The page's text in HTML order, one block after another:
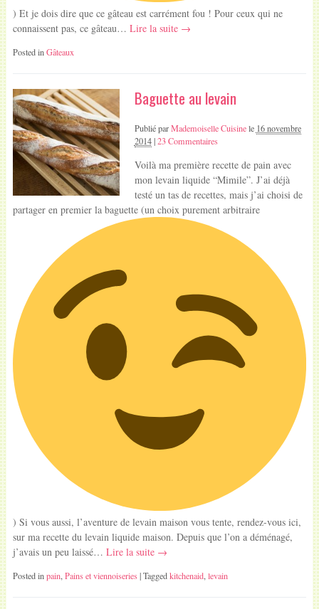
) Et je dois dire que ce gâteau est carrément fou ! Pour ceux qui ne
connaissent pas, ce gâteau… Lire la suite →
Posted inGâteaux
Baguette au levain
Publié parMademoiselle Cuisinele 16 novembre
2014|23 Commentaires
Voilà ma première recette de pain avec
mon levain liquide “Mimile”. J’ai déjà
testé un tas de recettes, mais j’ai choisi de
partager en premier la baguette (un choix purement arbitraire
) Si vous aussi, l’aventure de levain maison vous tente, rendez-vous ici,
sur ma recette du levain liquide maison. Depuis que l’on a déménagé,
j’avais un peu laissé… Lire la suite →
Posted inpain, Pains et viennoiseries | Taggedkitchenaid, levain